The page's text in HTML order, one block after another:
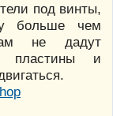
под винты,
больше чем
не дадут
пластины и